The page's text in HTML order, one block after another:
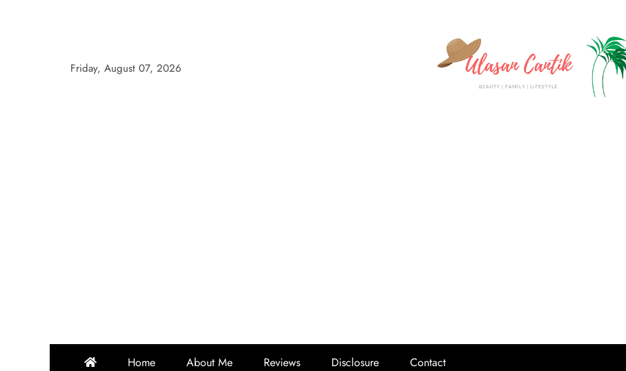
Friday, August 07, 2026
Home About Me Reviews Disclosure Contact